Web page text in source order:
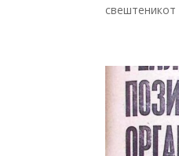
свештеникот